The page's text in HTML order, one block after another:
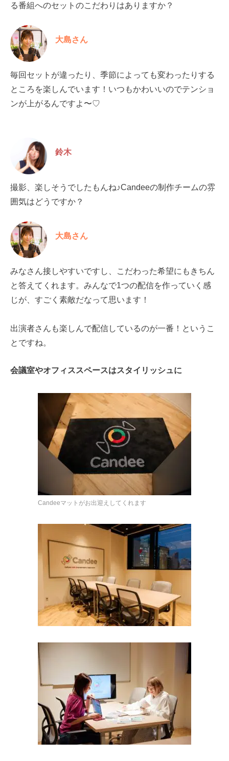
る番組へのセットのこだわりはありますか？
大島さん
毎回セットが違ったり、季節によっても変わったりする
ところを楽しんでいます！いつもかわいいのでテンショ
ンが上がるんですよ〜♡
鈴木
撮影、楽しそうでしたもんね♪Candeeの制作チームの雰
囲気はどうですか？
大島さん
みなさん接しやすいですし、こだわった希望にもきちん
と答えてくれます。みんなで1つの配信を作っていく感
じが、すごく素敵だなって思います！
出演者さんも楽しんで配信しているのが一番！というこ
とですね。
会議室やオフィススペースはスタイリッシュに
Candeeマットがお出迎えしてくれます